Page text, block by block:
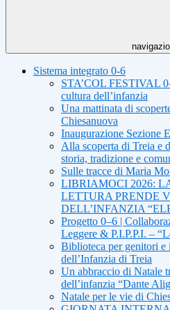
Sistema integrato 0-6
STA’COL FESTIVAL
cultura dell’infanzia
Una mattinata di
Chiesanuova
Inaugurazione Sezione
Alla scoperta di Treia e
storia, tradizione e
Sulle tracce di Maria
LIBRIAMOCI 2026:
LETTURA PRENDE
DELL’INFANZIA
Progetto 0–6 |
Leggere & P.I.P.P.I. –
Biblioteca per genitori e
dell’Infanzia di Treia
Un abbraccio di Natale
dell’infanzia “Dante
Natale per le vie di